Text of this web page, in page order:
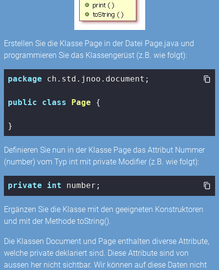
Erstellen Sie die Klasse Page in der Datei Page.java und
programmieren Sie das Klassengerüst (z.B. wie folgt):
package ch.std.jnoo.document;
public class Page {
}
Definieren Sie nun in der Klasse Page das Attribut Nummer
(number) vom Typ int mit private Modifier (z.B. wie folgt):
private int number;
Ergänzen Sie die Klasse mit den geeigneten Konstruktoren
und mit der Methode toString().
Die Klassen Document und Page enthalten diverse Attribute,
welche private deklariert sind. Diese Attribute sind von
aussen her nicht sichtbar. Wir können auf diese Daten nicht